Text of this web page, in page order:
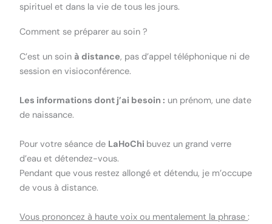
spirituel et dans la vie de tous les jours.
Comment se préparer au soin ?
C’est un soin à distance, pas d’appel téléphonique ni de
session en visioconférence.
Les informations dont j’ai besoin : un prénom, une date
de naissance.
Pour votre séance de LaHoChi buvez un grand verre
d’eau et détendez-vous.
Pendant que vous restez allongé et détendu, je m’occupe
de vous à distance.
Vous prononcez à haute voix ou mentalement la phrase: